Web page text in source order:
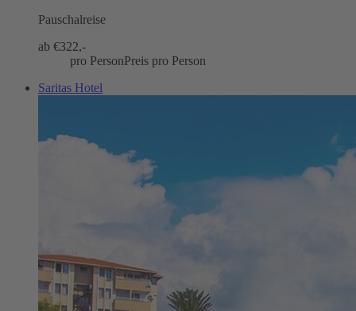
Pauschalreise
ab €322,-
pro PersonPreis pro Person
Saritas Hotel